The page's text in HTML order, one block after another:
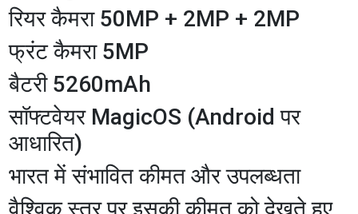
रियर कैमरा 50MP + 2MP + 2MP
फ्रंट कैमरा 5MP
बैटरी 5260mAh
सॉफ्टवेयर MagicOS (Android पर
आधारित)
भारत में संभावित कीमत और उपलब्धता
​वैश्विक स्तर पर इसकी कीमत को देखते हुए